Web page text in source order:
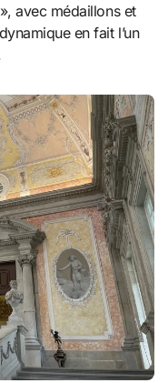
avec médaillons et
en fait l’un